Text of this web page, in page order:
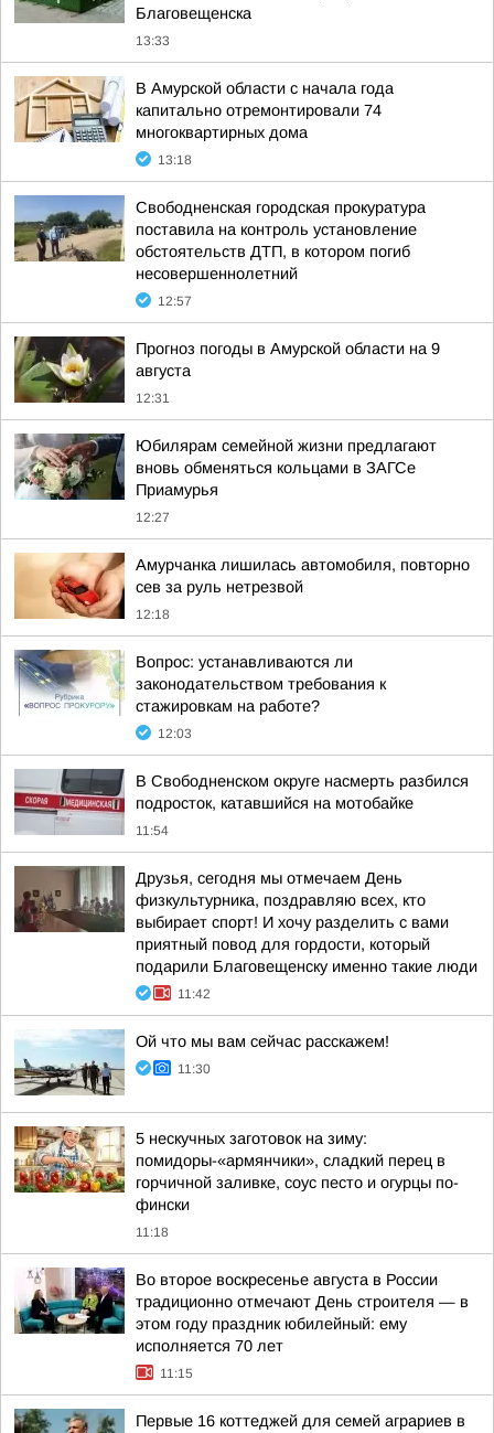
Благовещенска
13:33
В Амурской области с начала года
капитально отремонтировали 74
многоквартирных дома
13:18
Свободненская городская прокуратура
поставила на контроль установление
обстоятельств ДТП, в котором погиб
несовершеннолетний
12:57
Прогноз погоды в Амурской области на 9
августа
12:31
Юбилярам семейной жизни предлагают
вновь обменяться кольцами в ЗАГСе
Приамурья
12:27
Амурчанка лишилась автомобиля, повторно
сев за руль нетрезвой
12:18
Вопрос: устанавливаются ли
законодательством требования к
стажировкам на работе?
12:03
В Свободненском округе насмерть разбился
подросток, катавшийся на мотобайке
11:54
Друзья, сегодня мы отмечаем День
физкультурника, поздравляю всех, кто
выбирает спорт! И хочу разделить с вами
приятный повод для гордости, который
подарили Благовещенску именно такие люди
11:42
Ой что мы вам сейчас расскажем!
11:30
5 нескучных заготовок на зиму:
помидоры-«армянчики», сладкий перец в
горчичной заливке, соус песто и огурцы по-
фински
11:18
Во второе воскресенье августа в России
традиционно отмечают День строителя — в
этом году праздник юбилейный: ему
исполняется 70 лет
11:15
Первые 16 коттеджей для семей аграриев в